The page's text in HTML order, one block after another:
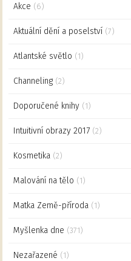
Akce (6)
Aktuální dění a poselství (7)
Atlantské světlo (1)
Channeling (2)
Doporučené knihy (1)
Intuitivní obrazy 2017 (2)
Kosmetika (2)
Malování na tělo (1)
Matka Země-příroda (1)
Myšlenka dne (371)
Nezařazené (1)